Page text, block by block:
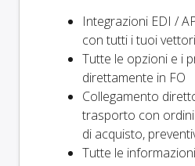
Integrazioni EDI /
con tutti i tuoi vettori
Tutte le opzioni e i
direttamente in FO
Collegamento
trasporto con
di acquisto,
Tutte le